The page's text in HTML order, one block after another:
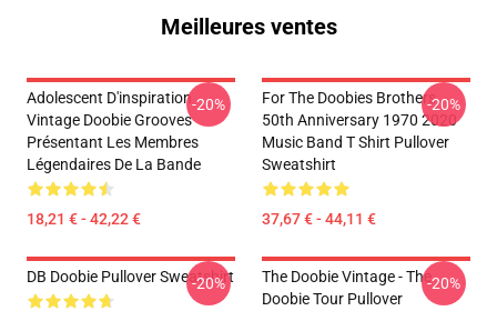
Meilleures ventes
Adolescent D'inspiration
Vintage Doobie Grooves
Présentant Les Membres
Légendaires De La Bande
18,21 € - 42,22 €
-20%
For The Doobies Brothers
50th Anniversary 1970 2020
Music Band T Shirt Pullover
Sweatshirt
37,67 € - 44,11 €
-20%
DB Doobie Pullover Sweatshirt
-20%
The Doobie Vintage - The
Doobie Tour Pullover
-20%